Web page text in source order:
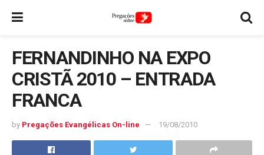
FERNANDINHO NA EXPO
CRISTÃ 2010 – ENTRADA
FRANCA
by Pregações Evangélicas On-line 19/08/2010